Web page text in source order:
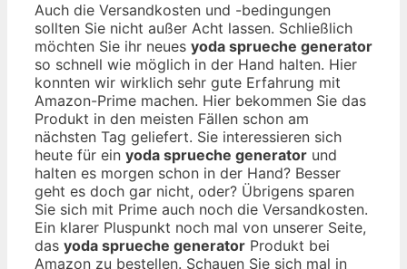
Auch die Versandkosten und -bedingungen
sollten Sie nicht außer Acht lassen. Schließlich
möchten Sie ihr neues yoda sprueche generator
so schnell wie möglich in der Hand halten. Hier
konnten wir wirklich sehr gute Erfahrung mit
Amazon-Prime machen. Hier bekommen Sie das
Produkt in den meisten Fällen schon am
nächsten Tag geliefert. Sie interessieren sich
heute für ein yoda sprueche generator und
halten es morgen schon in der Hand? Besser
geht es doch gar nicht, oder? Übrigens sparen
Sie sich mit Prime auch noch die Versandkosten.
Ein klarer Pluspunkt noch mal von unserer Seite,
das yoda sprueche generator Produkt bei
Amazon zu bestellen. Schauen Sie sich mal in